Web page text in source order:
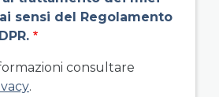
sensi del Regolamento
consultare
.